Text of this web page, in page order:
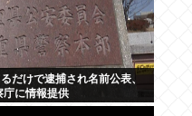
だけで逮捕され名前公表、
庁に情報提供